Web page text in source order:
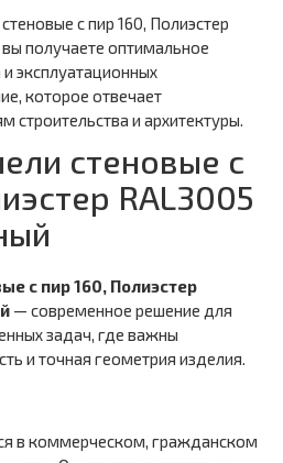
с пир 160, Полиэстер
получаете оптимальное
эксплуатационных
которое отвечает
строительства и архитектуры.
стеновые с
RAL3005
с пир 160, Полиэстер
— современное решение для
задач, где важны
и точная геометрия изделия.
в коммерческом, гражданском